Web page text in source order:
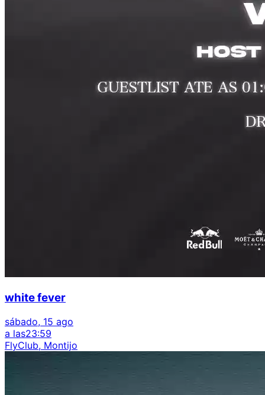
white fever
sábado, 15 ago
a las23:59
FlyClub, Montijo